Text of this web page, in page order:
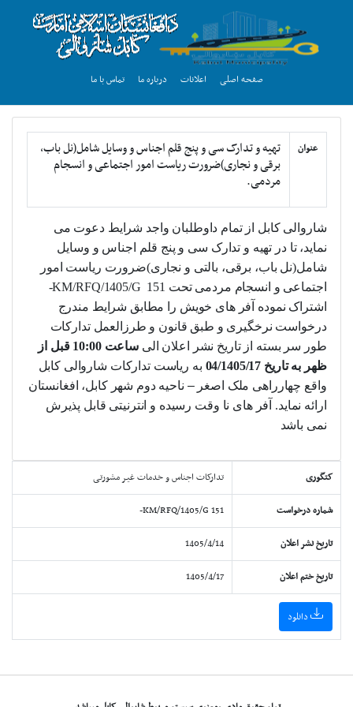
صفحه اصلی اعلانات درباره ما تماس با ما
عنوان
تهیه و تدارک سی و پنج قلم اجناس و وسایل شامل(نل باب،
برقی و نجاری)ضرورت ریاست امور اجتماعی و انسجام
مردمی.
شاروالی کابل از تمام داوطلبان واجد شرایط دعوت می
نماید، تا در تهیه و تدارک سی و پنج قلم اجناس و وسایل
شامل(نل باب، برقی، بالتی و نجاری)ضرورت ریاست امور
اجتماعی و انسجام مردمی تحت 151
KM/RFQ/1405/G
-
اشتراک نموده آفر های خویش را مطابق شرایط مندرج
درخواست نرخگیری و طبق قانون و طرزالعمل تدارکات
طور سر بسته از تاریخ نشر اعلان الی
ساعت 10:00 قبل از
ظهر به تاریخ 17
/04/1405
به ریاست تدارکات شاروالی کابل
واقع چهارراهی ملک اصغر– ناحیه دوم شهر کابل، افغانستان
ارائه نماید. آفر های نا وقت رسیده و انترنیتی قابل پذیرش
نمی باشد
کتگوری تدارکات اجناس و خدمات غیر مشورتی
شماره درخواست 151 KM/RFQ/1405/G-
تاریخ نشر اعلان 1405/4/14
تاریخ ختم اعلان 1405/4/17